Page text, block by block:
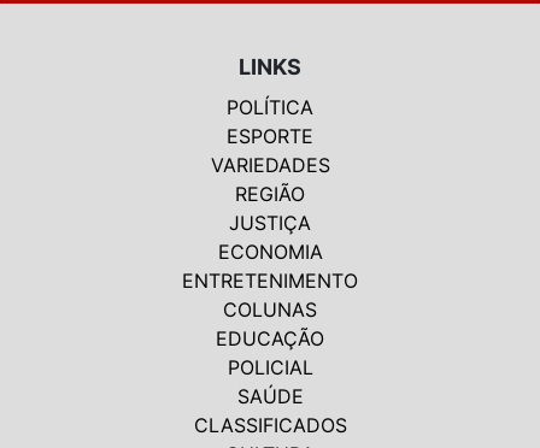
LINKS
POLÍTICA
ESPORTE
VARIEDADES
REGIÃO
JUSTIÇA
ECONOMIA
ENTRETENIMENTO
COLUNAS
EDUCAÇÃO
POLICIAL
SAÚDE
CLASSIFICADOS